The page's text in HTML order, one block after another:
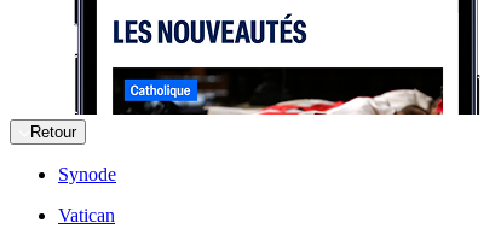
Retour
Synode
Vatican